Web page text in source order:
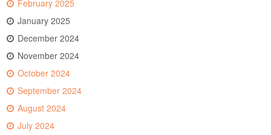
February 2025
January 2025
December 2024
November 2024
October 2024
September 2024
August 2024
July 2024